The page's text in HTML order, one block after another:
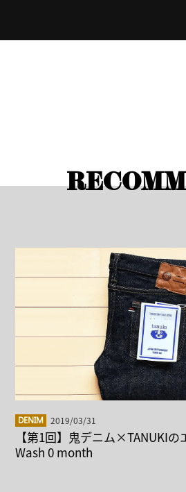
DENIM 2019/03/31
【第1回】鬼デニム×TANUKIの
Wash 0 month